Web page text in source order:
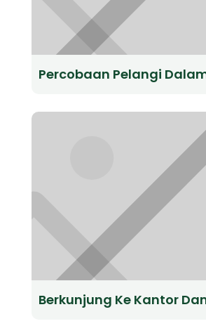
Percobaan Pelangi
Berkunjung Ke Kantor